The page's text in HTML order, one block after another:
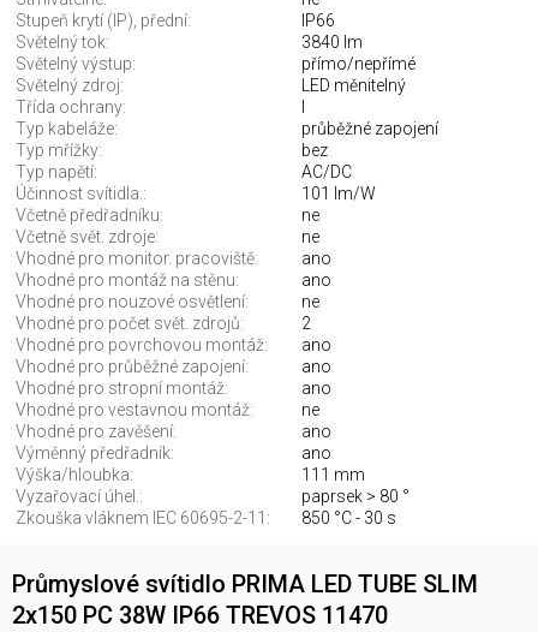
Stupeň krytí (IP), přední:
IP66
Světelný tok:
3840 lm
Světelný výstup:
přímo/nepřímé
Světelný zdroj:
LED měnitelný
Třída ochrany:
Typ kabeláže:
průběžné zapojení
Typ mřížky:
bez
Typ napětí:
AC/DC
Účinnost svítidla.:
101 lm/W
Včetně předřadníku:
ne
Včetně svět. zdroje:
ne
Vhodné pro monitor. pracoviště:
ano
Vhodné pro montáž na stěnu:
ano
Vhodné pro nouzové osvětlení:
ne
Vhodné pro počet svět. zdrojů:
2
Vhodné pro povrchovou montáž:
ano
Vhodné pro průběžné zapojení:
ano
Vhodné pro stropní montáž:
ano
Vhodné pro vestavnou montáž:
ne
Vhodné pro zavěšení:
ano
Výměnný předřadník:
ano
Výška/hloubka:
111 mm
Vyzařovací úhel.:
paprsek > 80 °
Zkouška vláknem IEC 60695-2-11:
850 °C - 30 s
Průmyslové svítidlo PRIMA LED TUBE SLIM
2x150 PC 38W IP66 TREVOS 11470